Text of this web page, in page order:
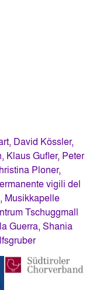
David Kössler,
Klaus Gufler, Peter
Ploner,
vigili del
Musikkapelle
Tschuggmall
Guerra, Shania